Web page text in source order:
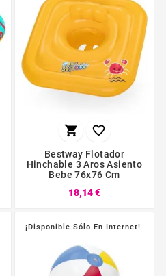
 
Bestway Flotador
Hinchable 3 Aros Asiento
Bebe 76x76 Cm
18,14 €
¡Disponible Sólo En Internet!